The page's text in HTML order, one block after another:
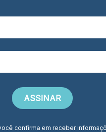
confirma em receber